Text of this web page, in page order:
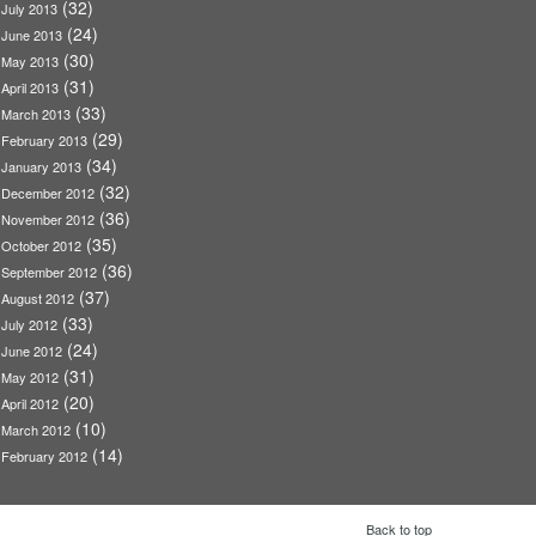
July 2013 (32)
June 2013 (24)
May 2013 (30)
April 2013 (31)
March 2013 (33)
February 2013 (29)
January 2013 (34)
December 2012 (32)
November 2012 (36)
October 2012 (35)
September 2012 (36)
August 2012 (37)
July 2012 (33)
June 2012 (24)
May 2012 (31)
April 2012 (20)
March 2012 (10)
February 2012 (14)
Back to top